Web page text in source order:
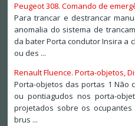
Peugeot 308. Comando de
Para trancar e destrancar
anomalia do sistema de
da bater Porta condutor Insira a
ou des ...
Renault Fluence. Porta-objetos,
Porta-objetos das portas 1 Não
ou pontiagudos nos porta-
projetados sobre os
brus ...